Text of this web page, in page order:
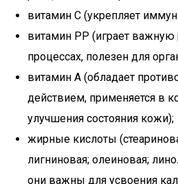
витамин C (укрепляет
витамин РР (играет
процессах, полезен для
витамин А (обладает
действием, применяется в
улучшения состояния кожи);
жирные кислоты
лигниновая; олеиновая;
они важны для усвоения